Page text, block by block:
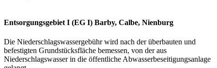
Entsorgungsgebiet I (EG I) Barby, Calbe, Nienburg
Die Niederschlagswassergebühr wird nach der überbauten und
befestigten Grundstücksfläche bemessen, von der aus
Niederschlagswasser in die öffentliche Abwasserbeseitigungsanlage